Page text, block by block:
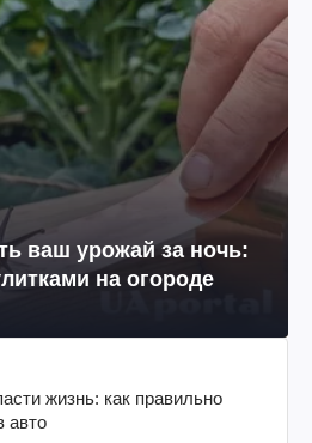
ваш урожай за ночь:
на огороде
жизнь: как правильно
авто